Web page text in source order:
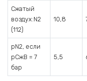
Сжатый
воздух:N2
(112)
10,8
pN2, если
pСжВ = 7
бар
5,5